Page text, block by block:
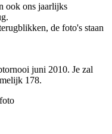
ook ons jaarlijks
de foto's staan
juni 2010. Je zal
178.